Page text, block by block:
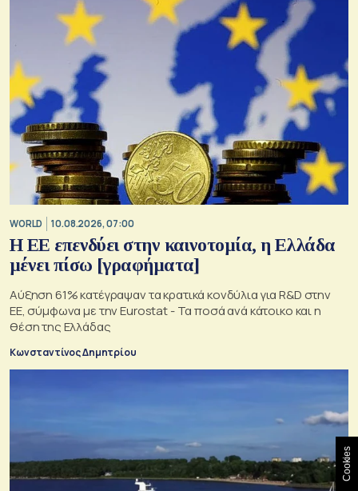
WORLD 10.08.2026, 07:00
Η ΕΕ επενδύει στην καινοτομία, η Ελλάδα
μένει πίσω [γραφήματα]
Αύξηση 61% κατέγραψαν τα κρατικά κονδύλια για R&D στην
ΕΕ, σύμφωνα με την Eurostat - Τα ποσά ανά κάτοικο και η
θέση της Ελλάδας
Κωνσταντίνος Δημητρίου
Cookies